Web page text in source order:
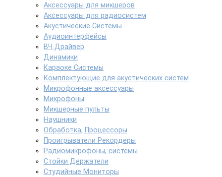
Аксессуары для микшеров
Аксессуары для радиосистем
Акустические Системы
Аудиоинтерфейсы
ВЧ Драйвер
Динамики
Караоке Системы
Комплектующие для акустических систем
Микрофонные аксессуары
Микрофоны
Микшерные пульты
Наушники
Обработка, Процессоры
Проигрыватели Рекордеры
Радиомикрофоны, системы
Стойки Держатели
Студийные Мониторы